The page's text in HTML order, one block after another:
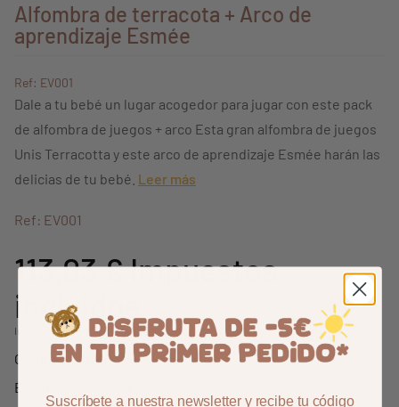
Alfombra de terracota + Arco de
aprendizaje Esmée
Ref: EV001
Dale a tu bebé un lugar acogedor para jugar con este pack
de alfombra de juegos + arco Esta gran alfombra de juegos
Unis Terracotta y este arco de aprendizaje Esmée harán las
delicias de tu bebé. Leer más
Ref: EV001
113,03 €Impuestos
incluidos
Incluyendo 0,71 € para la ecotasa (no está incluido en el descuento)
Originalmente: 132,98 € -15%
En lugar de 113,04 €
Suscríbete a nuestra newsletter y recibe tu código